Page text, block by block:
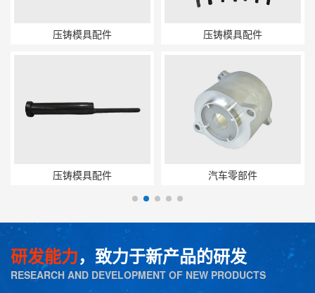
压铸模具配件
压铸模具配件
压铸模具配件
汽车零部件
研发能力，致力于新产品的研发
RESEARCH AND DEVELOPMENT OF NEW PRODUCTS